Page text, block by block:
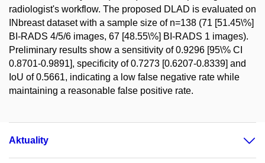
radiologist's workflow. The proposed DLAD is evaluated on
INbreast dataset with a sample size of n=138 (71 [51.45\%]
BI-RADS 4/5/6 images, 67 [48.55\%] BI-RADS 1 images).
Preliminary results show a sensitivity of 0.9296 [95\% CI
0.8701-0.9891], specificity of 0.7273 [0.6207-0.8339] and
IoU of 0.5661, indicating a low false negative rate while
maintaining a reasonable false positive rate.
Aktuality